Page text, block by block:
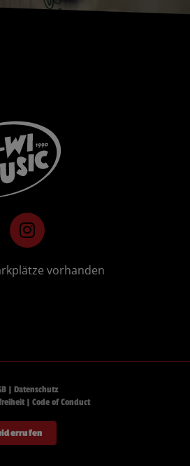
I
n
s
t
m
vorhanden
|Datenschutz
|Code of Conduct